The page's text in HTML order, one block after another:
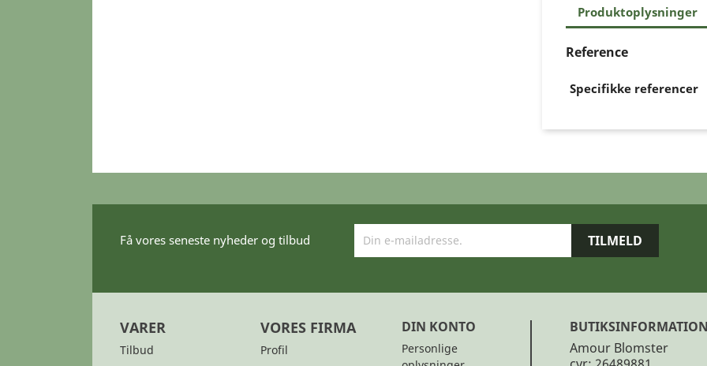
Produktoplysninger
Reference
Specifikke referencer
Få vores seneste nyheder og tilbud
VARER
Tilbud
VORES FIRMA
Profil
DIN KONTO
Personlige
BUTIKSINFORMATION
Amour Blomster